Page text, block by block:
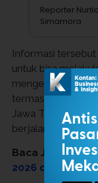
Reporter
Simamora
Informasi
untuk bisa
mengetahui
termasuk area
Jawa Tengah
berjalan lancar
Baca Juga:
2026 di